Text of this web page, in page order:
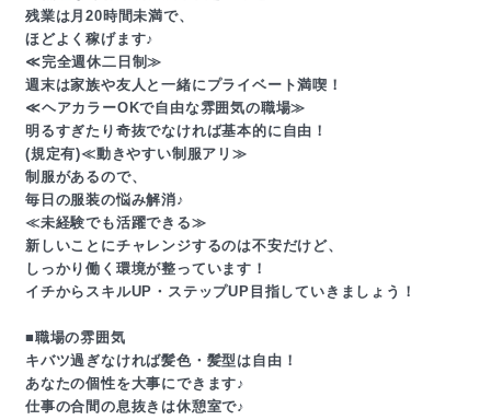
残業は月20時間未満で、
ほどよく稼げます♪
≪完全週休二日制≫
週末は家族や友人と一緒にプライベート満喫！
≪ヘアカラーOKで自由な雰囲気の職場≫
明るすぎたり奇抜でなければ基本的に自由！
(規定有)≪動きやすい制服アリ≫
制服があるので、
毎日の服装の悩み解消♪
≪未経験でも活躍できる≫
新しいことにチャレンジするのは不安だけど、
しっかり働く環境が整っています！
イチからスキルUP・ステップUP目指していきましょう！
■職場の雰囲気
キバツ過ぎなければ髪色・髪型は自由！
あなたの個性を大事にできます♪
仕事の合間の息抜きは休憩室で♪